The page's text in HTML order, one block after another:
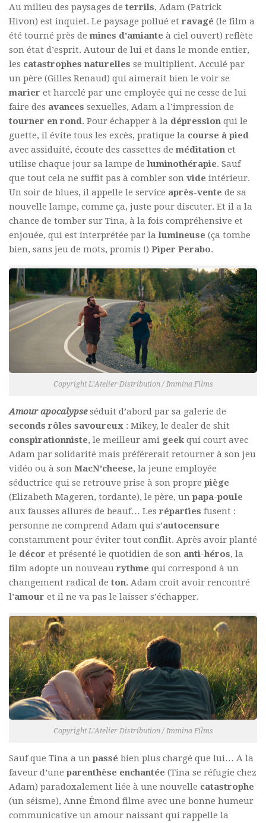
Au milieu des paysages de terrils, Adam (Patrick
Hivon) est inquiet. Le paysage pollué etravagé (le film a
été tourné près demines d’amiante à ciel ouvert) reflète
son état d’esprit. Autour de lui et dans le monde entier,
les catastrophes naturelles se multiplient. Acculé par
un père (Gilles Renaud) qui aimerait bien le voir se
marier et harcelé par une employée qui ne cesse de lui
faire des avances sexuelles, Adam a l’impression de
tourner en rond. Pour échapper à la dépression qui le
guette, il évite tous les excès, pratique la course à pied
avec assiduité, écoute des cassettes deméditation et
utilise chaque jour sa lampe deluminothérapie. Sauf
que tout cela ne suffit pas à combler son vide intérieur.
Un soir de blues, il appelle le service après-vente de sa
nouvelle lampe, comme ça, juste pour discuter. Et il a la
chance de tomber sur Tina, à la fois compréhensive et
enjouée, qui est interprétée par lalumineuse (ça tombe
bien, sans jeu de mots, promis !) Piper Perabo.
Copyright L’Atelier Distribution / Immina Films
Amour apocalypseséduit d’abord par sa galerie de
seconds rôles savoureux : Mikey, le dealer de shit
conspirationniste, le meilleur ami geek qui court avec
Adam par solidarité mais préférerait retourner à son jeu
vidéo ou à son MacN’cheese, la jeune employée
séductrice qui se retrouve prise à son propre piège
(Elizabeth Mageren, tordante), le père, un papa-poule
aux fausses allures de beauf… Les réparties fusent :
personne ne comprend Adam qui s’autocensure
constamment pour éviter tout conflit. Après avoir planté
le décor et présenté le quotidien de son anti-héros, la
film adopte un nouveau rythme qui correspond à un
changement radical de ton. Adam croit avoir rencontré
l’amour et il ne va pas le laisser s’échapper.
Copyright L’Atelier Distribution / Immina Films
Sauf que Tina a un passé bien plus chargé que lui… A la
faveur d’une parenthèse enchantée (Tina se réfugie chez
Adam) paradoxalement liée à une nouvelle catastrophe
(un séisme), Anne Émond filme avec une bonne humeur
communicative un amour naissant qui rappelle la